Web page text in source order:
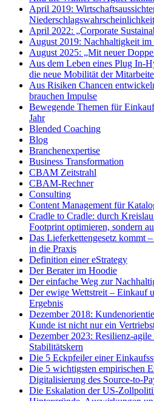
April 2019:
April 2022: „Corporate
August 2019: Nachhaltigkeit im
August 2025: „Mit neuer
Aus dem Leben eines Plug In-
die neue Mobilität der
Aus Risiken Chancen
brauchen Impulse
Bewegende Themen für
Jahr
Blended Coaching
Blog
Branchenexpertise
Business Transformation
CBAM Zeitstrahl
CBAM-Rechner
Consulting
Content Management für
Cradle to Cradle: durch
Footprint optimieren, sondern
Das Lieferkettengesetz kommt
in die Praxis
Definition einer eStrategy
Der Berater im Hoodie
Der einfache Weg zur
Der ewige Wettstreit – Einkauf
Ergebnis
Dezember 2018:
Kunde ist nicht nur ein
Dezember 2023: Resilienz-
Stabilitätskern
Die 5 Eckpfeiler einer
Die 5 wichtigsten empirischen
Digitalisierung des Source-to-
Die Eskalation der US-